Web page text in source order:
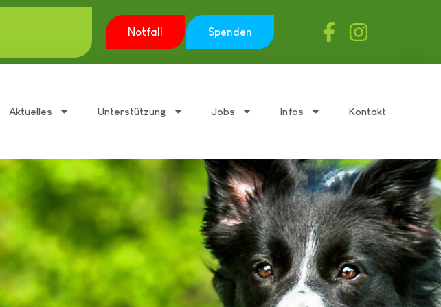
Notfall Spenden
Aktuelles Unterstützung Jobs Infos Kontakt